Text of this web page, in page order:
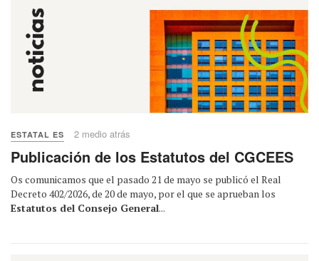
ESTATAL ES 2 medio atrás
Publicación de los Estatutos del CGCEES
Os comunicamos que el pasado 21 de mayo se publicó el Real
Decreto 402/2026, de 20 de mayo, por el que se aprueban los
Estatutos del Consejo General...